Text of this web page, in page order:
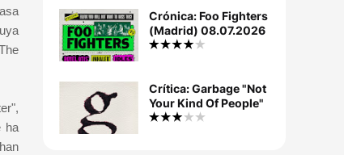
ha
Crónica: Foo Fighters
(Madrid) 08.07.2026
Crítica: Garbage "Not
Your Kind Of People"